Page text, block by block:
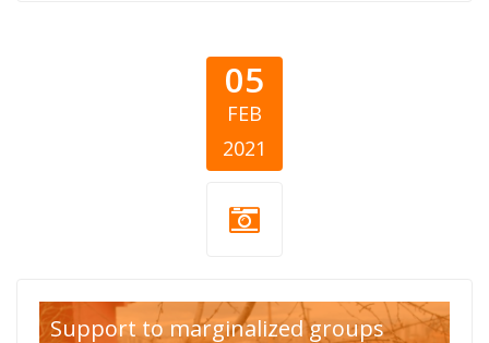
05
FEB
2021
Support to marginalized groups